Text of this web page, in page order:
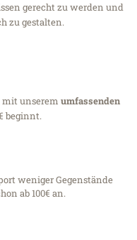
gerecht zu werden und
zu gestalten.
mit unserem umfassenden
beginnt.
weniger Gegenstände
ab 100€ an.